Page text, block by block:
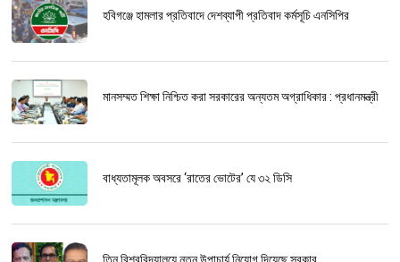
হবিগঞ্জে হামলার প্রতিবাদে দেশব্যাপী প্রতিবাদ কর্মসূচি এনসিপির
মানসম্মত শিক্ষা নিশ্চিত করা সরকারের অন্যতম অগ্রাধিকার : প্রধানমন্ত্রী
বাধ্যতামূলক অবসরে ‘রাতের ভোটের’ যে ৩২ ডিসি